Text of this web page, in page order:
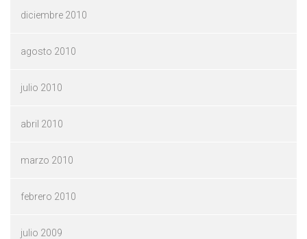
diciembre 2010
agosto 2010
julio 2010
abril 2010
marzo 2010
febrero 2010
julio 2009